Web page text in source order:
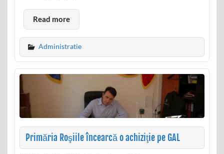
Read more
Administratie
Primăria Roşiile încearcă o achiziţie pe GAL